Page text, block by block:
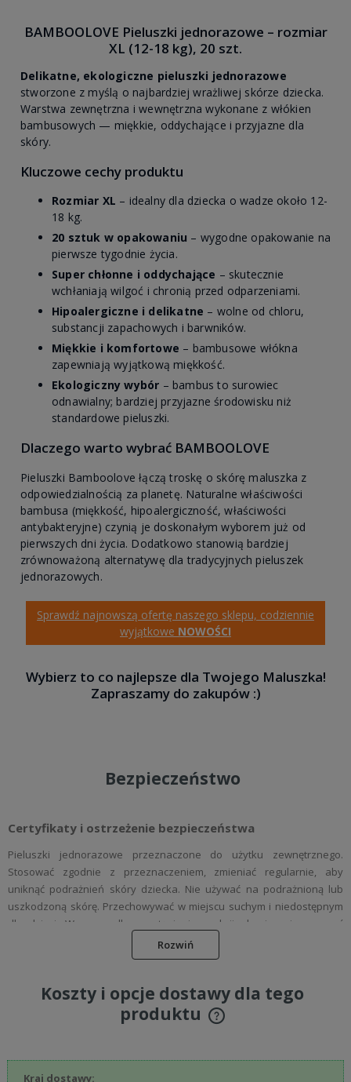
BAMBOOLOVE Pieluszki jednorazowe – rozmiar
XL (12-18 kg), 20 szt.
Delikatne, ekologiczne pieluszki jednorazowe
stworzone z myślą o najbardziej wrażliwej skórze dziecka.
Warstwa zewnętrzna i wewnętrzna wykonane z włókien
bambusowych — miękkie, oddychające i przyjazne dla
skóry.
Kluczowe cechy produktu
Rozmiar XL – idealny dla dziecka o wadze około 12-
18 kg.
20 sztuk w opakowaniu – wygodne opakowanie na
pierwsze tygodnie życia.
Super chłonne i oddychające – skutecznie
wchłaniają wilgoć i chronią przed odparzeniami.
Hipoalergiczne i delikatne – wolne od chloru,
substancji zapachowych i barwników.
Miękkie i komfortowe – bambusowe włókna
zapewniają wyjątkową miękkość.
Ekologiczny wybór – bambus to surowiec
odnawialny; bardziej przyjazne środowisku niż
standardowe pieluszki.
Dlaczego warto wybrać BAMBOOLOVE
Pieluszki Bamboolove łączą troskę o skórę maluszka z
odpowiedzialnością za planetę. Naturalne właściwości
bambusa (miękkość, hipoalergiczność, właściwości
antybakteryjne) czynią je doskonałym wyborem już od
pierwszych dni życia. Dodatkowo stanowią bardziej
zrównoważoną alternatywę dla tradycyjnych pieluszek
jednorazowych.
Sprawdź najnowszą ofertę naszego sklepu, codziennie
wyjątkowe NOWOŚCI
Wybierz to co najlepsze dla Twojego Maluszka!
Zapraszamy do zakupów :)
Bezpieczeństwo
Certyfikaty i ostrzeżenie bezpieczeństwa
Pieluszki jednorazowe przeznaczone do użytku zewnętrznego.
Stosować zgodnie z przeznaczeniem, zmieniać regularnie, aby
uniknąć podrażnień skóry dziecka. Nie używać na podrażnioną lub
uszkodzoną skórę. Przechowywać w miejscu suchym i niedostępnym
dla dzieci. W przypadku wystąpienia reakcji alergicznej przerwać
stosowanie i skonsultować się z lekarzem. Produkt jednorazowego
użytku – nie wrzucać do toalety.
Podmiot odpowiedzialny
info@bamboolove.pl
Rozwiń
Koszty i opcje dostawy dla tego
produktu
Cena nie zawiera ewentualnych kosztów płatności
Kraj dostawy: